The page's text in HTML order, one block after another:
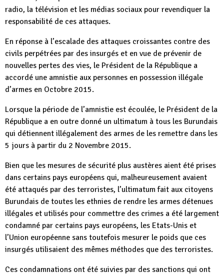
radio, la télévision et les médias sociaux pour revendiquer la
responsabilité de ces attaques.
En réponse à l’escalade des attaques croissantes contre des
civils perpétrées par des insurgés et en vue de prévenir de
nouvelles pertes des vies, le Président de la République a
accordé une amnistie aux personnes en possession illégale
d’armes en Octobre 2015.
Lorsque la période de l’amnistie est écoulée, le Président de la
République a en outre donné un ultimatum à tous les Burundais
qui détiennent illégalement des armes de les remettre dans les
5 jours à partir du 2 Novembre 2015.
Bien que les mesures de sécurité plus austères aient été prises
dans certains pays européens qui, malheureusement avaient
été attaqués par des terroristes, l’ultimatum fait aux citoyens
Burundais de toutes les ethnies de rendre les armes détenues
illégales et utilisés pour commettre des crimes a été largement
condamné par certains pays européens, les Etats-Unis et
l’Union européenne sans toutefois mesurer le poids que ces
insurgés utilisaient des mêmes méthodes que des terroristes.
Ces condamnations ont été suivies par des sanctions qui ont